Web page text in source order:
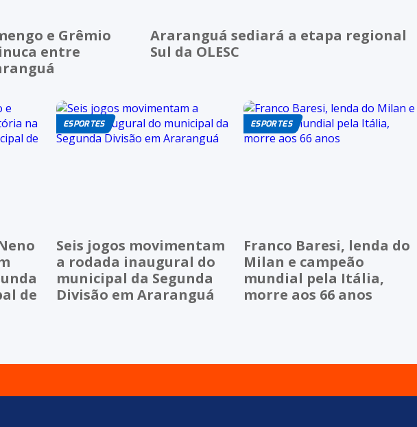
e Grêmio
entre
Araranguá sediará a etapa regional
Sul da OLESC
de
ESPORTES
Seis jogos movimentam
a rodada inaugural do
municipal da Segunda
Divisão em Araranguá
ESPORTES
Franco Baresi, lenda do
Milan e campeão
mundial pela Itália,
morre aos 66 anos